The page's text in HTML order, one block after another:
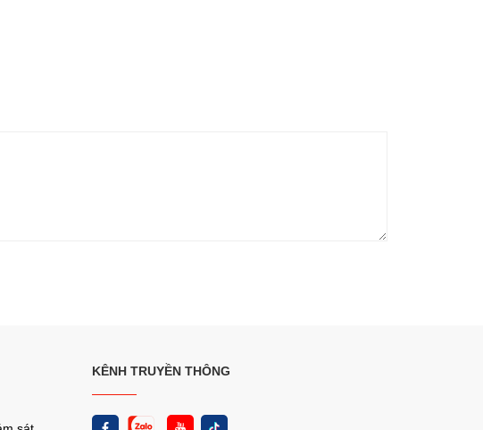
KÊNH TRUYỀN THÔNG